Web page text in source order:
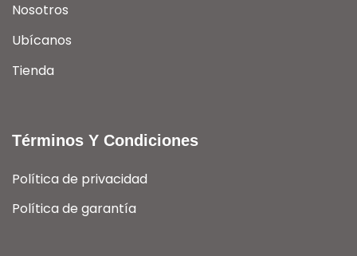
Nosotros
Ubícanos
Tienda
Términos Y Condiciones
Política de privacidad
Política de garantía